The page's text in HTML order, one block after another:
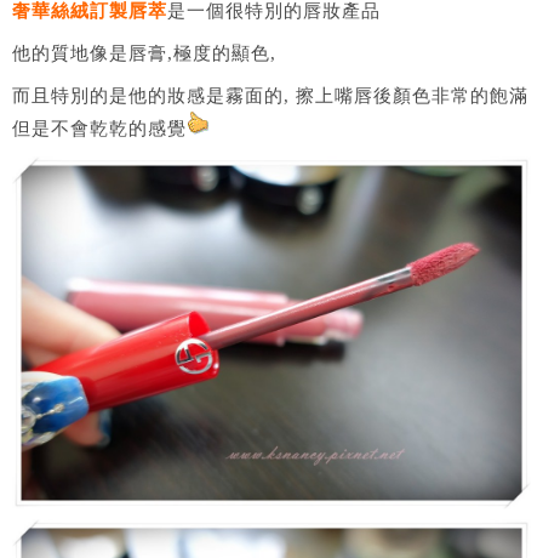
奢華絲絨訂製唇萃是一個很特別的唇妝產品
他的質地像是唇膏,極度的顯色,
而且特別的是他的妝感是霧面的, 擦上嘴唇後顏色非常的飽滿
但是不會乾乾的感覺